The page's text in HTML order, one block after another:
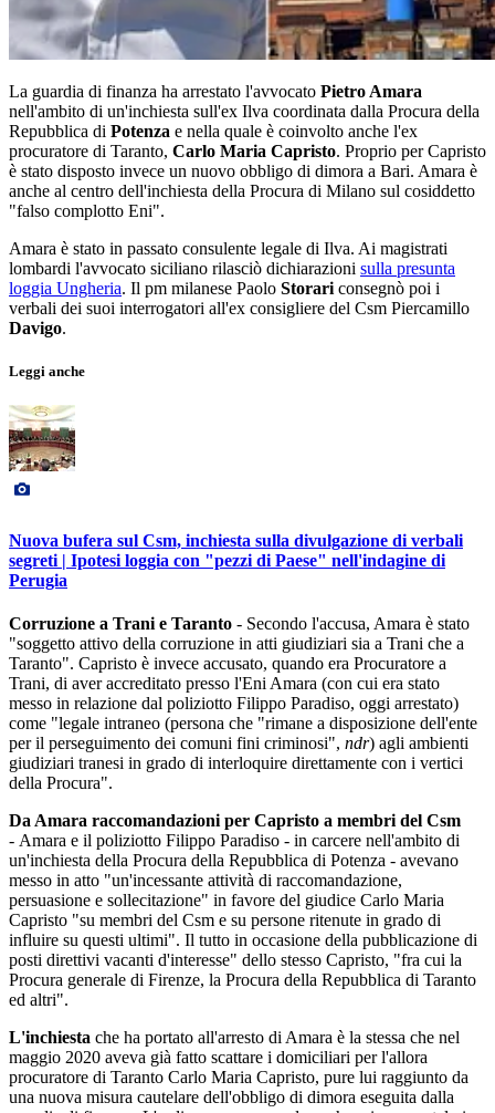
La guardia di finanza ha arrestato l'avvocato Pietro Amara
nell'ambito di un'inchiesta sull'ex Ilva coordinata dalla Procura della
Repubblica di Potenza e nella quale è coinvolto anche l'ex
procuratore di Taranto, Carlo Maria Capristo. Proprio per Capristo
è stato disposto invece un nuovo obbligo di dimora a Bari. Amara è
anche al centro dell'inchiesta della Procura di Milano sul cosiddetto
"falso complotto Eni".
Amara è stato in passato consulente legale di Ilva. Ai magistrati
lombardi l'avvocato siciliano rilasciò dichiarazioni sulla presunta
loggia Ungheria. Il pm milanese Paolo Storari consegnò poi i
verbali dei suoi interrogatori all'ex consigliere del Csm Piercamillo
Davigo.
Leggi anche
Nuova bufera sul Csm, inchiesta sulla divulgazione di verbali
segreti | Ipotesi loggia con "pezzi di Paese" nell'indagine di
Perugia
Corruzione a Trani e Taranto - Secondo l'accusa, Amara è stato
"soggetto attivo della corruzione in atti giudiziari sia a Trani che a
Taranto". Capristo è invece accusato, quando era Procuratore a
Trani, di aver accreditato presso l'Eni Amara (con cui era stato
messo in relazione dal poliziotto Filippo Paradiso, oggi arrestato)
come "legale intraneo (persona che "rimane a disposizione dell'ente
per il perseguimento dei comuni fini criminosi", ndr) agli ambienti
giudiziari tranesi in grado di interloquire direttamente con i vertici
della Procura".
Da Amara raccomandazioni per Capristo a membri del Csm
- Amara e il poliziotto Filippo Paradiso - in carcere nell'ambito di
un'inchiesta della Procura della Repubblica di Potenza - avevano
messo in atto "un'incessante attività di raccomandazione,
persuasione e sollecitazione" in favore del giudice Carlo Maria
Capristo "su membri del Csm e su persone ritenute in grado di
influire su questi ultimi". Il tutto in occasione della pubblicazione di
posti direttivi vacanti d'interesse" dello stesso Capristo, "fra cui la
Procura generale di Firenze, la Procura della Repubblica di Taranto
ed altri".
L'inchiesta che ha portato all'arresto di Amara è la stessa che nel
maggio 2020 aveva già fatto scattare i domiciliari per l'allora
procuratore di Taranto Carlo Maria Capristo, pure lui raggiunto da
una nuova misura cautelare dell'obbligo di dimora eseguita dalla